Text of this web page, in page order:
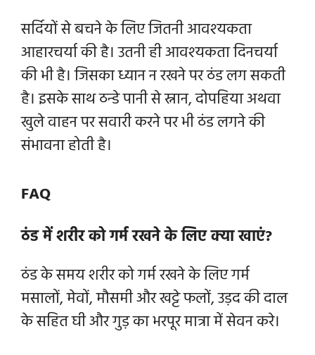
सर्दियों से बचने के लिए जितनी आवश्यकता
आहारचर्या की है। उतनी ही आवश्यकता दिनचर्या
की भी है। जिसका ध्यान न रखने पर ठंड लग सकती
है। इसके साथ ठन्डे पानी से स्नान, दोपहिया अथवा
खुले वाहन पर सवारी करने पर भी ठंड लगने की
संभावना होती है।
FAQ
ठंड में शरीर को गर्म रखने के लिए क्या खाएं?
ठंड के समय शरीर को गर्म रखने के लिए गर्म
मसालों, मेवों, मौसमी और खट्टे फलों, उड़द की दाल
के सहित घी और गुड़ का भरपूर मात्रा में सेवन करे।